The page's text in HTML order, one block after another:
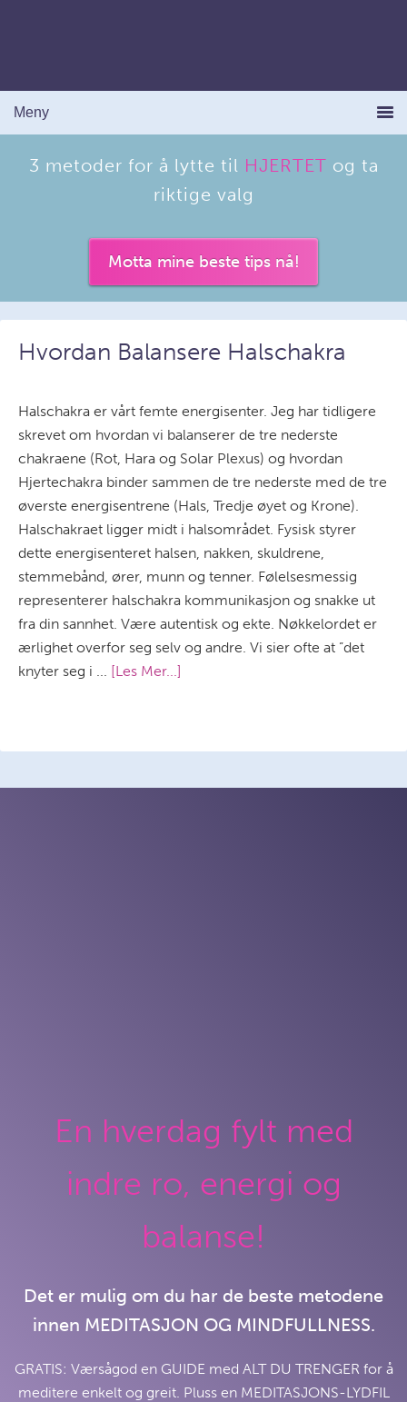
3 metoder for å lytte til HJERTET og ta
riktige valg
Motta mine beste tips nå!
Hvordan Balansere Halschakra
Halschakra er vårt femte energisenter. Jeg har tidligere
skrevet om hvordan vi balanserer de tre nederste
chakraene (Rot, Hara og Solar Plexus) og hvordan
Hjertechakra binder sammen de tre nederste med de tre
øverste energisentrene (Hals, Tredje øyet og Krone).
Halschakraet ligger midt i halsområdet. Fysisk styrer
dette energisenteret halsen, nakken, skuldrene,
stemmebånd, ører, munn og tenner. Følelsesmessig
representerer halschakra kommunikasjon og snakke ut
fra din sannhet. Være autentisk og ekte. Nøkkelordet er
ærlighet overfor seg selv og andre. Vi sier ofte at ”det
knyter seg i ... [Les Mer...]
En hverdag fylt med
indre ro, energi og
balanse!
Det er mulig om du har de beste metodene
innen MEDITASJON OG MINDFULLNESS.
GRATIS: Værsågod en GUIDE med ALT DU TRENGER for å
meditere enkelt og greit. Pluss en MEDITASJONS-LYDFIL